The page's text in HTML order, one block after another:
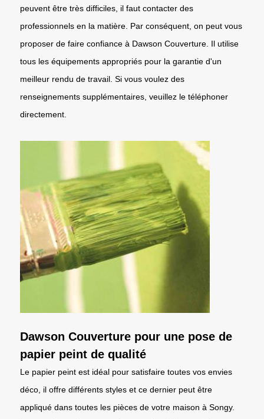
peuvent être très difficiles, il faut contacter des
professionnels en la matière. Par conséquent, on peut vous
proposer de faire confiance à Dawson Couverture. Il utilise
tous les équipements appropriés pour la garantie d'un
meilleur rendu de travail. Si vous voulez des
renseignements supplémentaires, veuillez le téléphoner
directement.
Dawson Couverture pour une pose de
papier peint de qualité
Le papier peint est idéal pour satisfaire toutes vos envies
déco, il offre différents styles et ce dernier peut être
appliqué dans toutes les pièces de votre maison à Songy.